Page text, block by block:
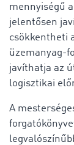
mennyiségű
jelentősen
csökkentheti
üzemanyag-
javíthatja az
logisztikai
A